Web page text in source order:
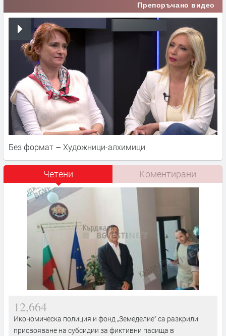
Препоръчано видео
Без формат – Художници-алхимици
Четени Коментирани
12,664
Икономическа полиция и фонд „Земеделие“ са разкрили
присвояване на субсидии за фиктивни пасища в